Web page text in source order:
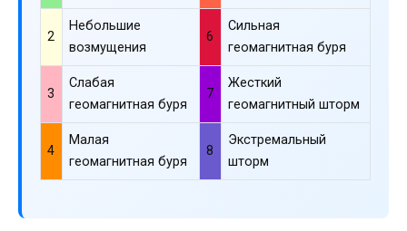
2
Небольшие
возмущения
6
Сильная
геомагнитная буря
3
Слабая
геомагнитная буря
7
Жесткий
геомагнитный шторм
4
Малая
геомагнитная буря
8
Экстремальный
шторм